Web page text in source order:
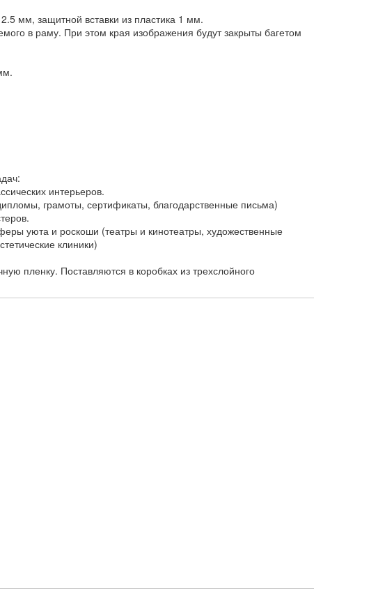
мм, защитной вставки из пластика 1 мм.
в раму. При этом края изображения будут закрыты багетом
интерьеров.
грамоты, сертификаты, благодарственные письма)
уюта и роскоши (театры и кинотеатры, художественные
клиники)
пленку. Поставляются в коробках из трехслойного